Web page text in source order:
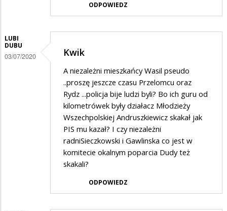
ODPOWIEDZ
LUBI
DUBU
03/07/2020 Kwik
A niezależni mieszkańcy Wasil pseudo
..proszę jeszcze czasu Przelomcu oraz
Rydz ...policja bije ludzi byli? Bo ich guru od
kilometrówek były działacz Młodzieży
Wszechpolskiej Andruszkiewicz skakał jak
PIS mu kazał? I czy niezależni
radniSieczkowski i Gawlinska co jest w
komitecie okalnym poparcia Dudy też
skakali?
ODPOWIEDZ